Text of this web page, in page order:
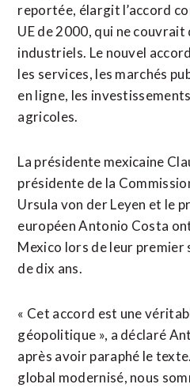
reportée, ​élargit l’accord
UE de 2000, qui ne couvrait
industriels. Le ​nouvel
les ⁠services, les marchés
en ligne, les
agricoles.
La ‌présidente mexicaine
‌présidente de la
Ursula von der Leyen et le
européen Antonio Costa
Mexico lors de leur premier
de dix ans.
« Cet accord est une
géopolitique », a déclaré
après avoir paraphé le
global modernisé, nous